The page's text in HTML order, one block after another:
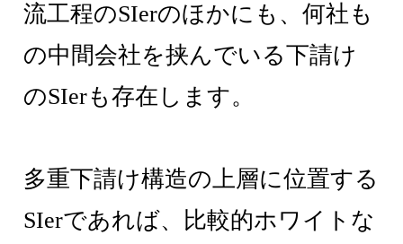
流工程のSIerのほかにも、何社も
の中間会社を挟んでいる下請け
のSIerも存在します。
多重下請け構造の上層に位置する
SIerであれば、比較的ホワイトな